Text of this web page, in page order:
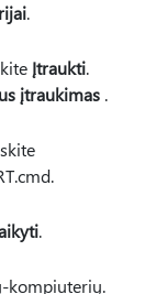
.
Įtraukti.
įtraukimas .
.
kompiuterių.